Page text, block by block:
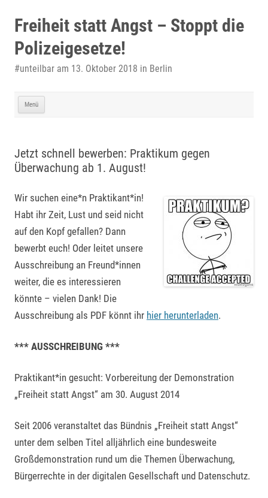
springen
Freiheit statt Angst – Stoppt die
Polizeigesetze!
#unteilbar am 13. Oktober 2018 in Berlin
Menü
Jetzt schnell bewerben: Praktikum gegen
Überwachung ab 1. August!
Wir suchen eine*n Praktikant*in!
Habt ihr Zeit, Lust und seid nicht
auf den Kopf gefallen? Dann
bewerbt euch! Oder leitet unsere
Ausschreibung an Freund*innen
weiter, die es interessieren
könnte – vielen Dank! Die
Ausschreibung als PDF könnt ihr hier herunterladen.
*** AUSSCHREIBUNG ***
Praktikant*in gesucht: Vorbereitung der Demonstration
„Freiheit statt Angst“ am 30. August 2014
Seit 2006 veranstaltet das Bündnis „Freiheit statt Angst“
unter dem selben Titel alljährlich eine bundesweite
Großdemonstration rund um die Themen Überwachung,
Bürgerrechte in der digitalen Gesellschaft und Datenschutz.